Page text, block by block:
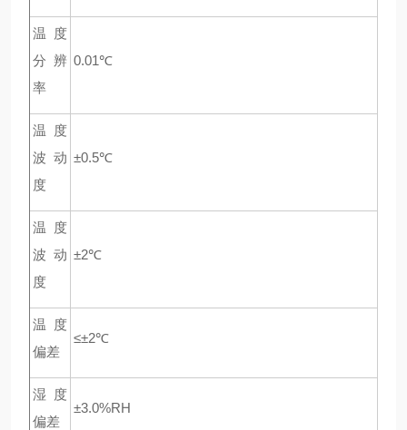
温度
分辨
率
0.01℃
温度
波动
度
±0.5℃
温度
波动
度
±2℃
温度
偏差
≤±2℃
湿度
偏差
±3.0%RH